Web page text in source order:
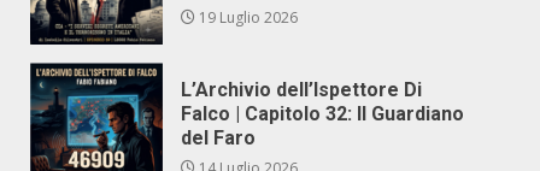
19 Luglio 2026
L’Archivio dell’Ispettore Di
Falco | Capitolo 32: Il Guardiano
del Faro